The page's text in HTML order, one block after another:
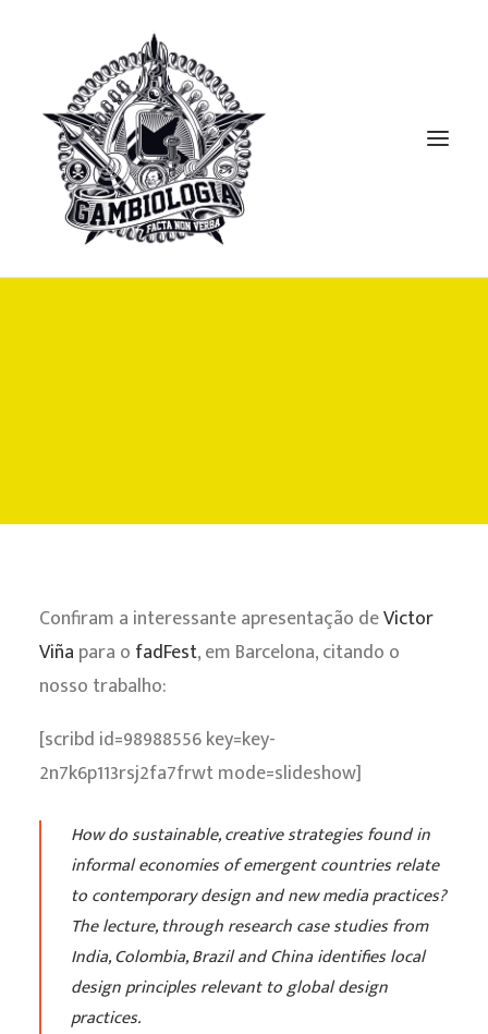
CONTATO
Confiram a interessante apresentação deVictor
Viña para o fadFest, em Barcelona, citando o
nosso trabalho:
[scribd id=98988556 key=key-
2n7k6p113rsj2fa7frwt mode=slideshow]
How do sustainable, creative strategies found in
informal economies of emergent countries relate
to contemporary design and new media practices?
The lecture, through research case studies from
India, Colombia, Brazil and China identifies local
design principles relevant to global design
practices.